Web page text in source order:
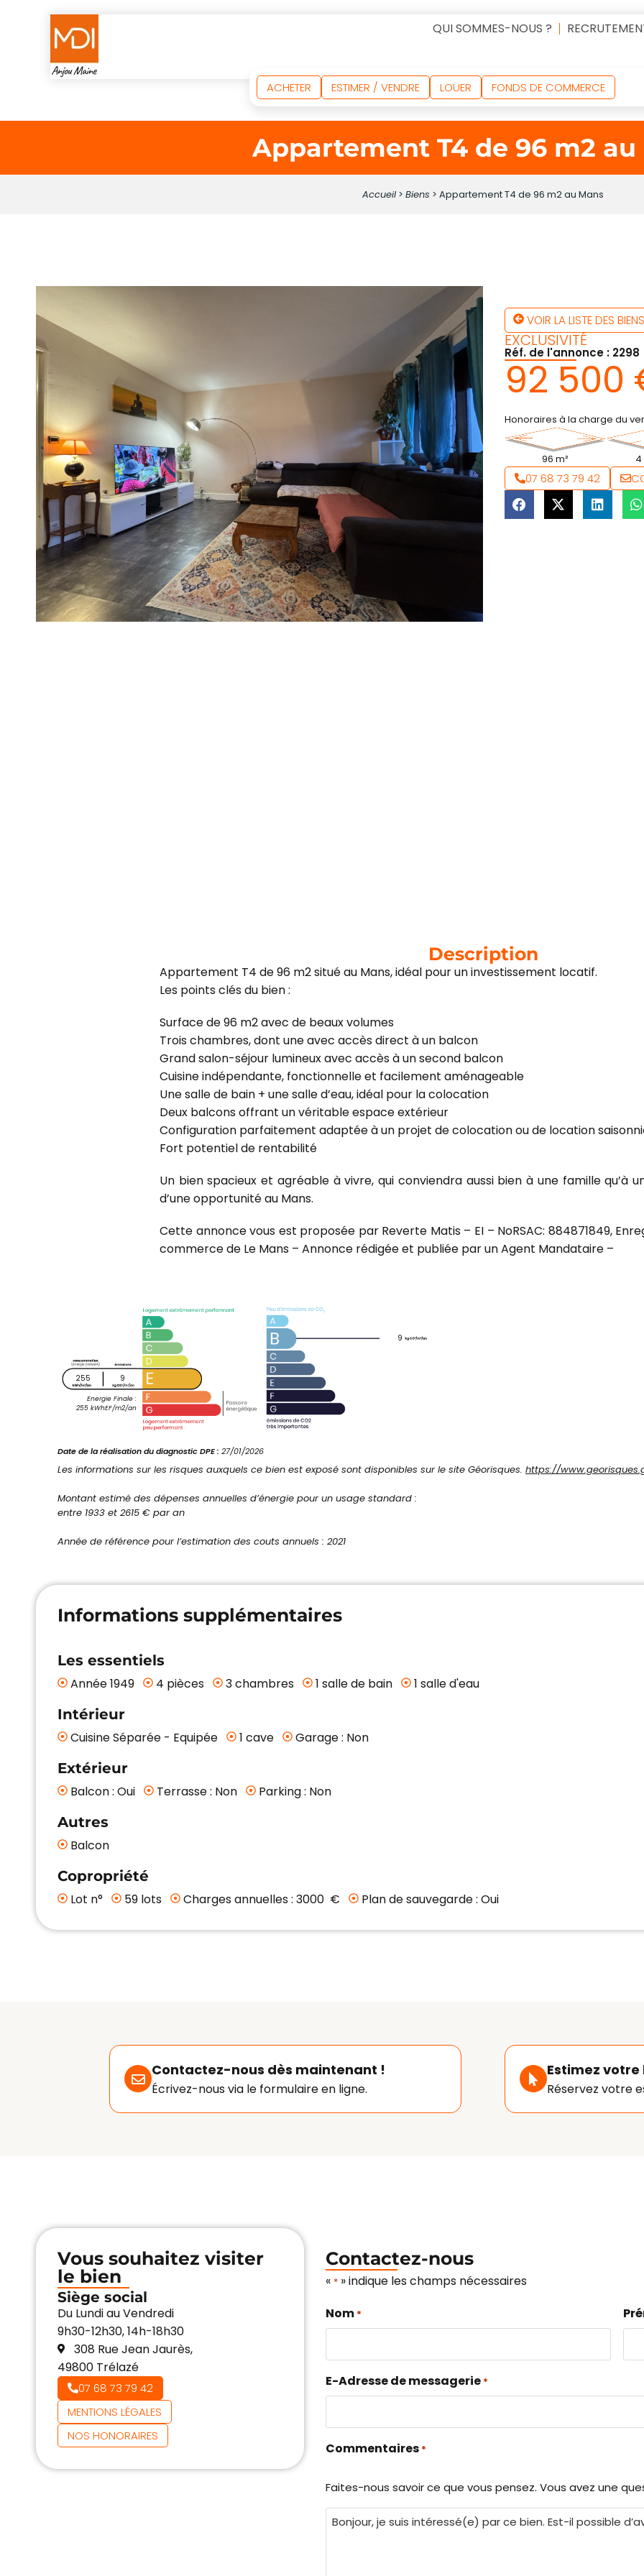
QUI SOMMES-NOUS ?
ACHETER ESTIMER / VENDRE LOUER FONDS DE COMMERCE
Appartement T4 de 96 m2 au
Accueil> Biens > Appartement T4 de 96 m2 au Mans
VOIR LA LISTE DES BIENS
EXCLUSIVITÉ
Réf. de l'annonce : 2298
92 500
Honoraires à la charge du
96 m²
07 68 73 79 42
Description
Appartement T4 de 96 m2 situé au Mans, idéal pour un investissement locatif.
Les points clés du bien :
Surface de 96 m2 avec de beaux volumes
Trois chambres, dont une avec accès direct à un balcon
Grand salon-séjour lumineux avec accès à un second balcon
Cuisine indépendante, fonctionnelle et facilement aménageable
Une salle de bain + une salle d’eau, idéal pour la colocation
Deux balcons offrant un véritable espace extérieur
Configuration parfaitement adaptée à un projet de colocation ou de location
Fort potentiel de rentabilité
Un bien spacieux et agréable à vivre, qui conviendra aussi bien à une famille qu’à
d’une opportunité au Mans.
Cette annonce vous est proposée par Reverte Matis – EI – NoRSAC: 884871849,
commerce de Le Mans – Annonce rédigée et publiée par un Agent Mandataire –
255 9
Energie Finale :
255 kWhEF/m2/an
9
Date de la réalisation du diagnostic DPE : 27/01/2026
Les informations sur les risques auxquels ce bien est exposé sont disponibles sur le site Géorisques. https://
Montant estimé des dépenses annuelles d’énergie pour un usage standard :
entre 1933 et 2615 € par an
Année de référence pour l’estimation des couts annuels : 2021
Informations supplémentaires
Les essentiels
Année 1949 4 pièces 3 chambres 1 salle de bain 1 salle d'eau
Intérieur
Cuisine Séparée - Equipée 1 cave Garage : Non
Extérieur
Balcon : Oui Terrasse : Non Parking : Non
Autres
Balcon
Copropriété
Lot n° 59 lots Charges annuelles : 3000 € Plan de sauvegarde : Oui
Contactez-nous dès maintenant !
Écrivez-nous via le formulaire en ligne.
Estimez votre
Réservez votre
Vous souhaitez visiter
le bien
Siège social
Du Lundi au Vendredi
9h30-12h30, 14h-18h30
308 Rue Jean Jaurès,
49800 Trélazé
07 68 73 79 42
MENTIONS LÉGALES
NOS HONORAIRES
Contactez-nous
« * » indique les champs nécessaires
Nom *
E-Adresse de messagerie *
Commentaires *
Faites-nous savoir ce que vous pensez. Vous avez une